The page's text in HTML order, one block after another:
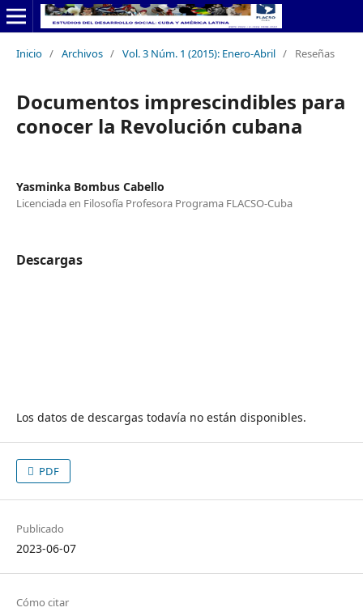
Inicio / Archivos / Vol. 3 Núm. 1 (2015): Enero-Abril / Reseñas
Documentos imprescindibles para
conocer la Revolución cubana
Yasminka Bombus Cabello
Licenciada en Filosofía Profesora Programa FLACSO-Cuba
Descargas
Los datos de descargas todavía no están disponibles.
PDF
Publicado
2023-06-07
Cómo citar